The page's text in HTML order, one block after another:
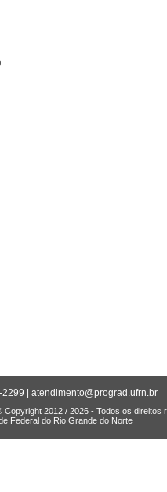
| atendimento@prograd.ufrn.br
2012 / 2026 - Todos os direitos
Federal do Rio Grande do Norte